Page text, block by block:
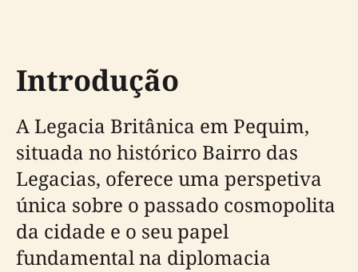
Introdução
A Legacia Britânica em Pequim,
situada no histórico Bairro das
Legacias, oferece uma perspetiva
única sobre o passado cosmopolita
da cidade e o seu papel
fundamental na diplomacia